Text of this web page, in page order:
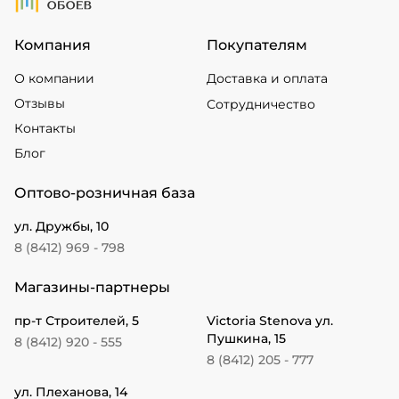
Компания
О компании
Отзывы
Контакты
Блог
Покупателям
Доставка и оплата
Сотрудничество
Оптово-розничная база
ул. Дружбы, 10
8 (8412) 969 - 798
Магазины-партнеры
пр-т Строителей, 5
8 (8412) 920 - 555
Victoria Stenova ул.
Пушкина, 15
8 (8412) 205 - 777
ул. Плеханова, 14